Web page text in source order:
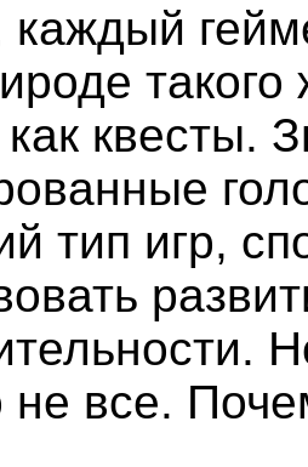
как квесты.
тип игр,
не все.